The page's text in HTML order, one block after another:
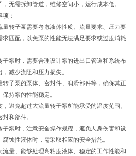
无需拆卸管道，维修空间小，运行成本低。
项：
量转子泵需要考虑液体性质、流量要求、压力要
匹配，以免泵的性能无法满足要求或过度消耗
子泵时，需要合理设计泵的进出口管道和系统布
减少流阻和压力损失。
转子泵的泵体、密封件、润滑部件等，确保其正
持泵的性能稳定。
避免超过大流量转子泵所能承受的温度范围。
和部件。
子泵时，注意安全操作规程，避免人身伤害和设
蚀性液体时，需采取相应的安全措施。
流量、能够处理高粘度液体、稳定的工作性能和